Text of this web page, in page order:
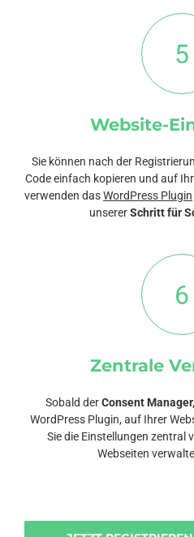
5
Website-
Sie können nach der
Code einfach kopieren und auf
verwenden dasWordPress Plugin
unsererSchritt für
6
Zentrale
Sobald derConsent Manager,
WordPress Plugin, auf Ihrer
Sie die Einstellungen zentral
Webseiten